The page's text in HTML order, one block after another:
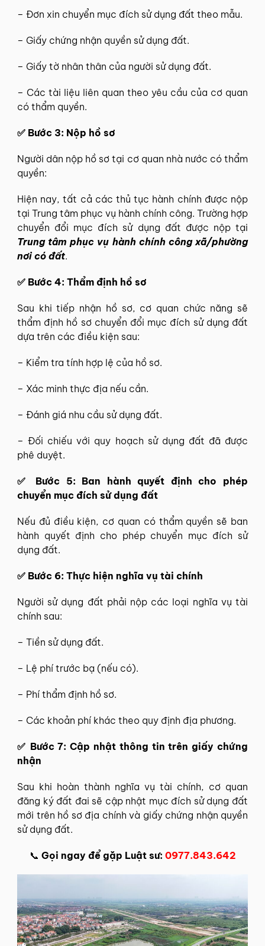
– Đơn xin chuyển mục đích sử dụng đất theo mẫu.
– Giấy chứng nhận quyền sử dụng đất.
– Giấy tờ nhân thân của người sử dụng đất.
– Các tài liệu liên quan theo yêu cầu của cơ quan
có thẩm quyền.
✅ Bước 3: Nộp hồ sơ
Người dân nộp hồ sơ tại cơ quan nhà nước có thẩm
quyền:
Hiện nay, tất cả các thủ tục hành chính được nộp
tại Trung tâm phục vụ hành chính công. Trường hợp
chuyển đổi mục đích sử dụng đất được nộp tại
Trung tâm phục vụ hành chính công xã/phường
nơi có đất.
✅ Bước 4: Thẩm định hồ sơ
Sau khi tiếp nhận hồ sơ, cơ quan chức năng sẽ
thẩm định hồ sơ chuyển đổi mục đích sử dụng đất
dựa trên các điều kiện sau:
– Kiểm tra tính hợp lệ của hồ sơ.
– Xác minh thực địa nếu cần.
– Đánh giá nhu cầu sử dụng đất.
– Đối chiếu với quy hoạch sử dụng đất đã được
phê duyệt.
✅ Bước 5: Ban hành quyết định cho phép
chuyển mục đích sử dụng đất
Nếu đủ điều kiện, cơ quan có thẩm quyền sẽ ban
hành quyết định cho phép chuyển mục đích sử
dụng đất.
✅ Bước 6: Thực hiện nghĩa vụ tài chính
Người sử dụng đất phải nộp các loại nghĩa vụ tài
chính sau:
– Tiền sử dụng đất.
– Lệ phí trước bạ (nếu có).
– Phí thẩm định hồ sơ.
– Các khoản phí khác theo quy định địa phương.
✅ Bước 7: Cập nhật thông tin trên giấy chứng
nhận
Sau khi hoàn thành nghĩa vụ tài chính, cơ quan
đăng ký đất đai sẽ cập nhật mục đích sử dụng đất
mới trên hồ sơ địa chính và giấy chứng nhận quyền
sử dụng đất.
📞 Gọi ngay để gặp Luật sư: 0977.843.642